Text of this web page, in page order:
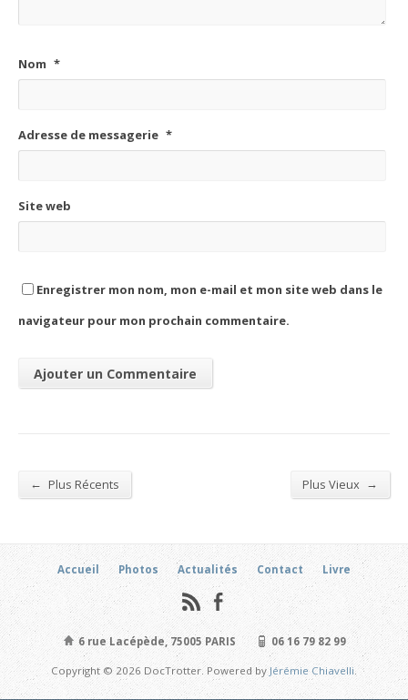
Nom *
Adresse de messagerie *
Site web
Enregistrer mon nom, mon e-mail et mon site web dans le
navigateur pour mon prochain commentaire.
← Plus Récents Plus Vieux →
Accueil Photos Actualités Contact Livre
6 rue Lacépède, 75005 PARIS 06 16 79 82 99
Copyright © 2026 DocTrotter. Powered by Jérémie Chiavelli